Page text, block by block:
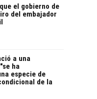
el gobierno de
del embajador
a una
ha
especie de
de la